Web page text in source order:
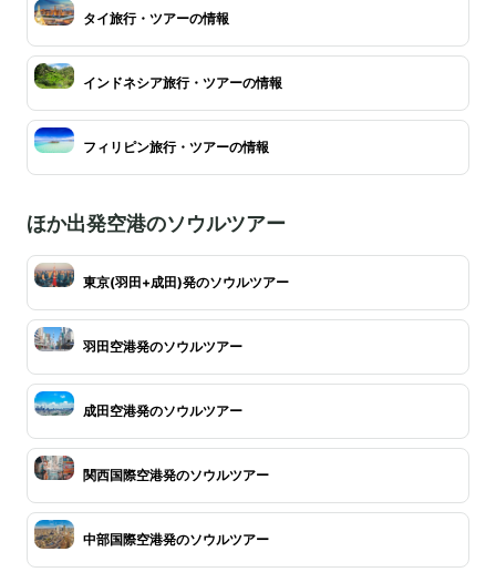
タイ旅行・ツアーの情報
インドネシア旅行・ツアーの情報
フィリピン旅行・ツアーの情報
ほか出発空港のソウルツアー
東京(羽田+成田)発のソウルツアー
羽田空港発のソウルツアー
成田空港発のソウルツアー
関西国際空港発のソウルツアー
中部国際空港発のソウルツアー